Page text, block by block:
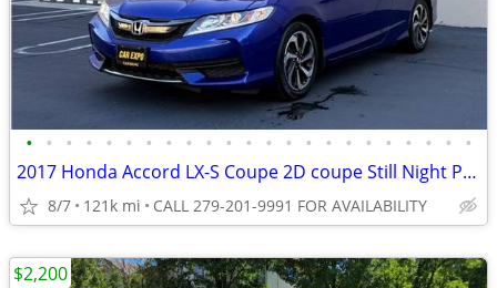
• • • • • • • • • • • • • • • • • • • • • • •
2017 Honda Accord LX-S Coupe 2D coupe Still Night Pearl
8/7 121k mi CALL 279-201-9991 FOR AVAILABILITY
$2,200